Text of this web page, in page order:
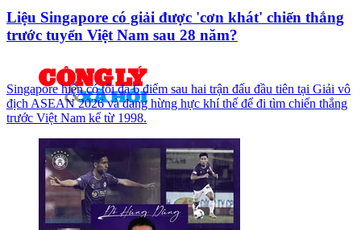
Liệu Singapore có giải được 'cơn khát' chiến thắng
trước tuyển Việt Nam sau 28 năm?
Singapore hiện có tối đa 6 điểm sau hai trận đấu đầu tiên tại Giải vô
địch ASEAN 2026 và đang hừng hực khí thế để đi tìm chiến thắng
trước Việt Nam kể từ 1998.